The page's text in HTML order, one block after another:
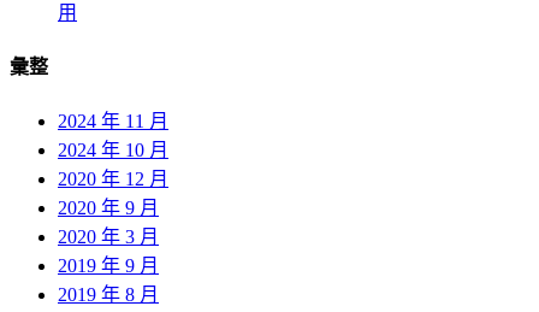
用
彙整
2024 年 11 月
2024 年 10 月
2020 年 12 月
2020 年 9 月
2020 年 3 月
2019 年 9 月
2019 年 8 月